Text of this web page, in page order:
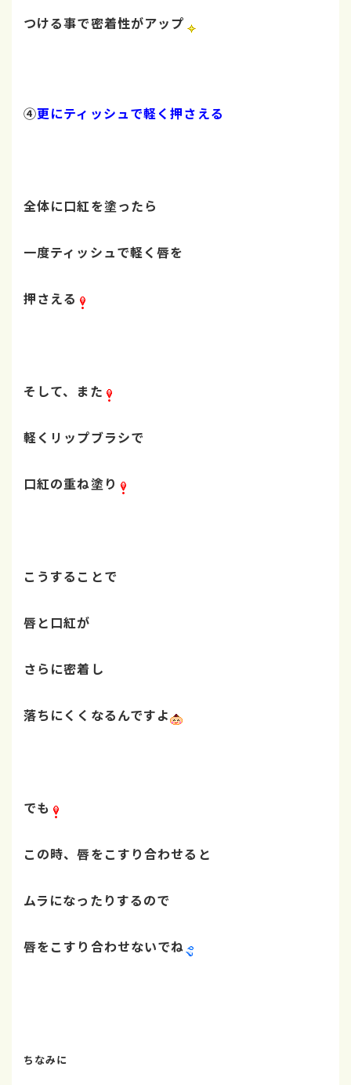
つける事で密着性がアップ
④更にティッシュで軽く押さえる
全体に口紅を塗ったら
一度ティッシュで軽く唇を
押さえる
そして、また
軽くリップブラシで
口紅の重ね塗り
こうすることで
唇と口紅が
さらに密着し
落ちにくくなるんですよ
でも
この時、唇をこすり合わせると
ムラになったりするので
唇をこすり合わせないでね
ちなみに